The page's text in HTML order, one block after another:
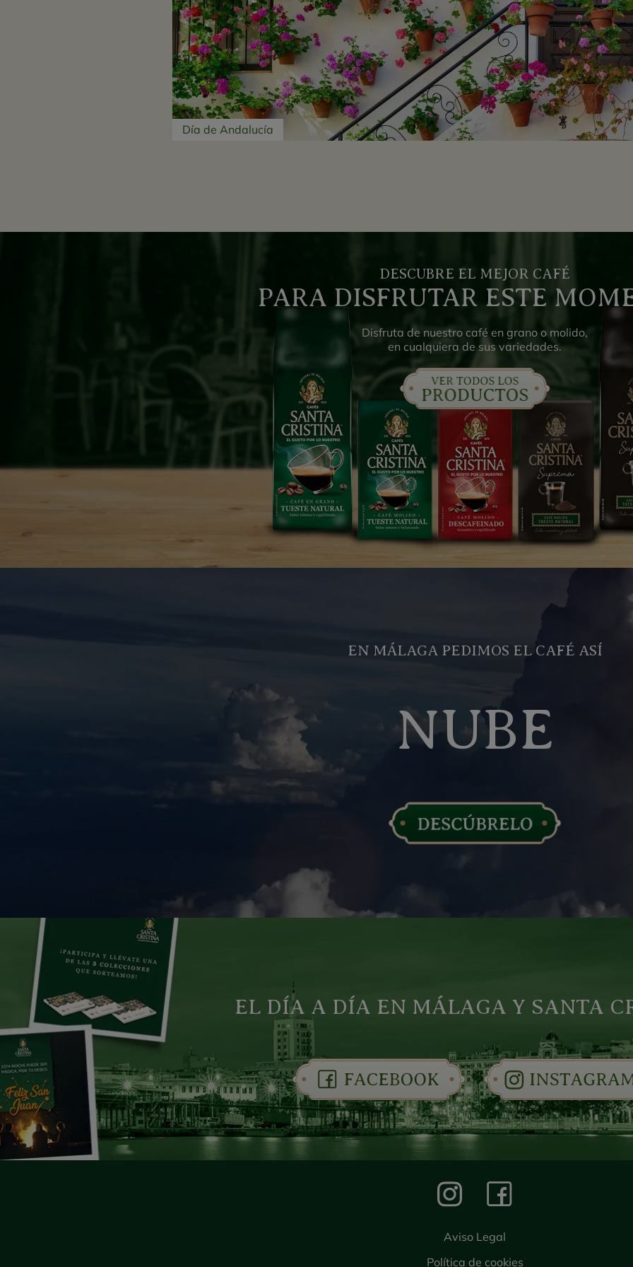
Día de Andalucía
DESCUBRE EL MEJOR CAFÉ
PARA DISFRUTAR ESTE
Disfruta de nuestro café en grano o molido,
en cualquiera de sus variedades.
EN MÁLAGA PEDIMOS EL CAFÉ ASÍ
NUBE
EL DÍA A DÍA EN MÁLAGA Y SANTA
Aviso Legal
Política de cookies